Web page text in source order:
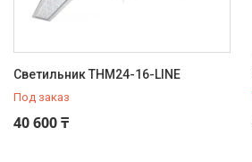
Светильник THM24-16-LINE
Под заказ
40 600 ₸